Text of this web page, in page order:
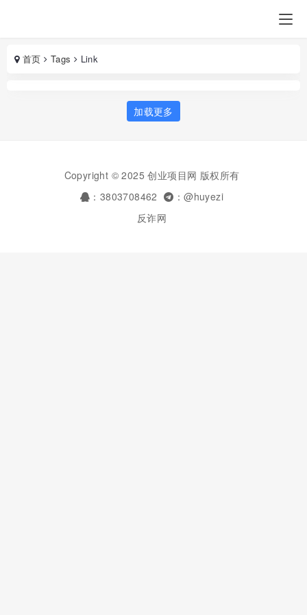
首页 Tags Link
加载更多
Copyright © 2025 创业项目网 版权所有
：3803708462
：@huyezi
反诈网